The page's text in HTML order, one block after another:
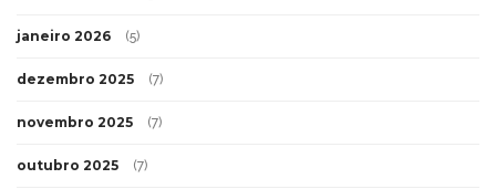
janeiro 2026 (5)
dezembro 2025 (7)
novembro 2025 (7)
outubro 2025 (7)